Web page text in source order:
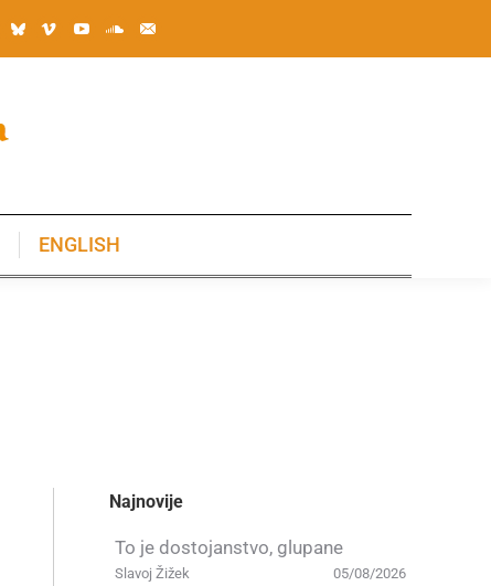
ENGLISH
Najnovije
To je dostojanstvo, glupane
05/08/2026
Slavoj Žižek
ENGLISH